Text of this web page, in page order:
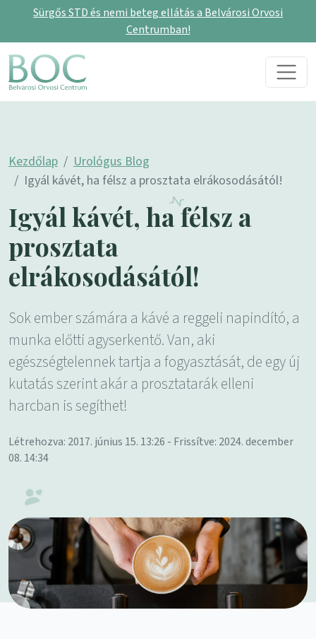
Sürgős STD és nemi beteg ellátás a Belvárosi Orvosi
Centrumban!
Skip to content
Main Navigation
Kezdőlap
Urológus Blog
Igyál kávét, ha félsz a prosztata elrákosodásától!
Igyál kávét, ha félsz a
prosztata
elrákosodásától!
Sok ember számára a kávé a reggeli napindító, a
munka előtti agyserkentő. Van, aki
egészségtelennek tartja a fogyasztását, de egy új
kutatás szerint akár a prosztatarák elleni
harcban is segíthet!
Létrehozva: 2017. június 15. 13:26 - Frissítve: 2024. december
08. 14:34